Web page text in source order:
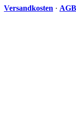
Versandkosten · AGB